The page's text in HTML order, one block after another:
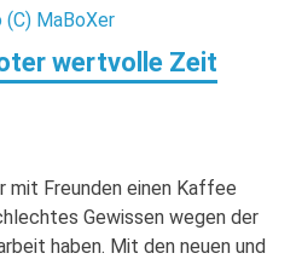
wertvolle Zeit
mit Freunden einen Kaffee
Gewissen wegen der
haben. Mit den neuen und